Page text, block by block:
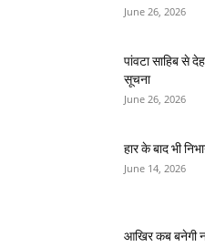
June 26, 2026
पांवटा साहिब से
सूचना
June 26, 2026
हार के बाद भी
June 14, 2026
आखिर कब बनेगी